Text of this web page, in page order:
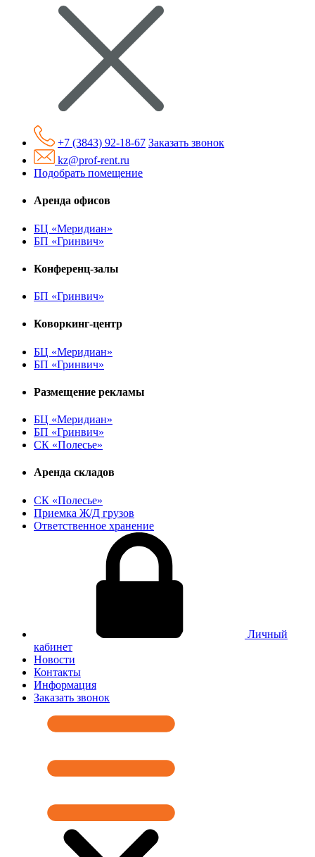
+7 (3843) 92-18-67 Заказать звонок
kz@prof-rent.ru
Подобрать помещение
Аренда офисов
БЦ «Меридиан»
БП «Гринвич»
Конференц-залы
БП «Гринвич»
Коворкинг-центр
БЦ «Меридиан»
БП «Гринвич»
Размещение рекламы
БЦ «Меридиан»
БП «Гринвич»
СК «Полесье»
Аренда складов
СК «Полесье»
Приемка Ж/Д грузов
Ответственное хранение
Личный
кабинет
Новости
Контакты
Информация
Заказать звонок